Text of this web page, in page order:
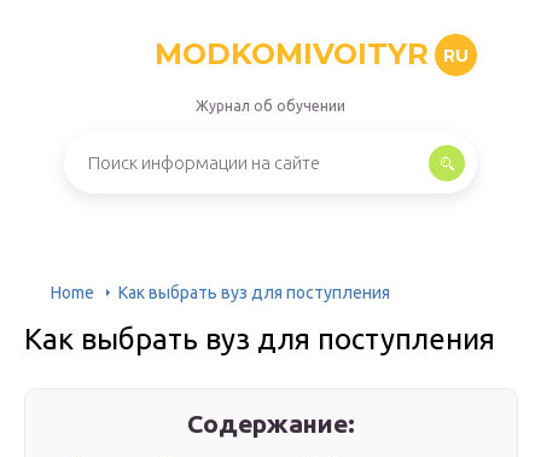
MODKOMIVOITYR RU
Журнал об обучении
Home Как выбрать вуз для поступления
Как выбрать вуз для поступления
Содержание: